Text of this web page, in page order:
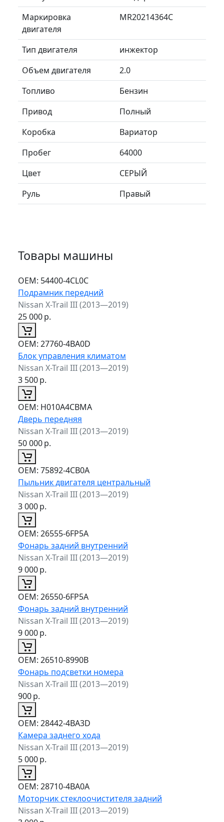
Маркировка
двигателя
MR20214364C
Тип двигателя
инжектор
Объем двигателя
2.0
Топливо
Бензин
Привод
Полный
Коробка
Вариатор
Пробег
64000
Цвет
СЕРЫЙ
Руль
Правый
Товары машины
ОЕМ: 54400-4CL0C
Подрамник передний
Nissan X-Trail III (2013—2019)
25 000р.
ОЕМ: 27760-4BA0D
Блок управления климатом
Nissan X-Trail III (2013—2019)
3 500р.
ОЕМ: H010A4CBMA
Дверь передняя
Nissan X-Trail III (2013—2019)
50 000р.
ОЕМ: 75892-4CB0A
Пыльник двигателя центральный
Nissan X-Trail III (2013—2019)
3 000р.
ОЕМ: 26555-6FP5A
Фонарь задний внутренний
Nissan X-Trail III (2013—2019)
9 000р.
ОЕМ: 26550-6FP5A
Фонарь задний внутренний
Nissan X-Trail III (2013—2019)
9 000р.
ОЕМ: 26510-8990B
Фонарь подсветки номера
Nissan X-Trail III (2013—2019)
900р.
ОЕМ: 28442-4BA3D
Камера заднего хода
Nissan X-Trail III (2013—2019)
5 000р.
ОЕМ: 28710-4BA0A
Моторчик стеклоочистителя задний
Nissan X-Trail III (2013—2019)